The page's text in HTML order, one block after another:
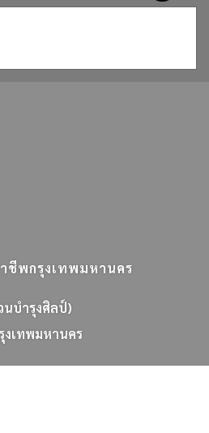
าชีพกรุงเทพมหานคร
นบำรุงศิลป์)
งเทพมหานคร